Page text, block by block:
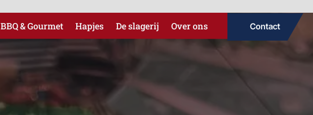
BBQ & Gourmet Hapjes De slagerij Over ons Contact